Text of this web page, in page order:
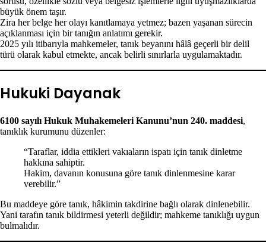
büyük önem taşır.
Zira her belge her olayı kanıtlamaya yetmez; bazen yaşanan sürecin
açıklanması için bir tanığın anlatımı gerekir.
2025 yılı itibarıyla mahkemeler, tanık beyanını hâlâ geçerli bir delil
türü olarak kabul etmekte, ancak belirli sınırlarla uygulamaktadır.
Hukuki Dayanak
6100 sayılı Hukuk Muhakemeleri Kanunu’nun 240. maddesi,
tanıklık kurumunu düzenler:
“Taraflar, iddia ettikleri vakıaların ispatı için tanık dinletme
hakkına sahiptir.
Hakim, davanın konusuna göre tanık dinlenmesine karar
verebilir.”
Bu maddeye göre tanık, hâkimin takdirine bağlı olarak dinlenebilir.
Yani tarafın tanık bildirmesi yeterli değildir; mahkeme tanıklığı uygun
bulmalıdır.